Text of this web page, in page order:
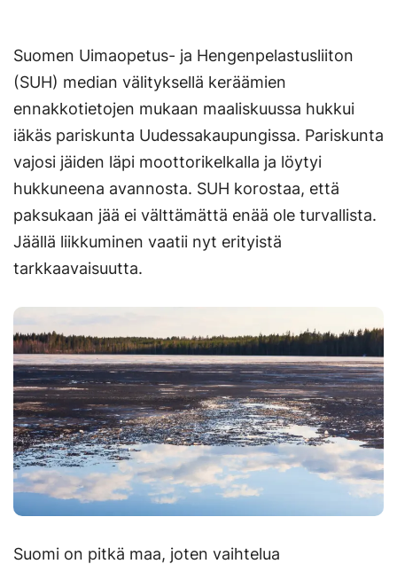
Suomen Uimaopetus- ja Hengenpelastusliiton
(SUH) median välityksellä keräämien
ennakkotietojen mukaan maaliskuussa hukkui
iäkäs pariskunta Uudessakaupungissa. Pariskunta
vajosi jäiden läpi moottorikelkalla ja löytyi
hukkuneena avannosta. SUH korostaa, että
paksukaan jää ei välttämättä enää ole turvallista.
Jäällä liikkuminen vaatii nyt erityistä
tarkkaavaisuutta.
Suomi on pitkä maa, joten vaihtelua